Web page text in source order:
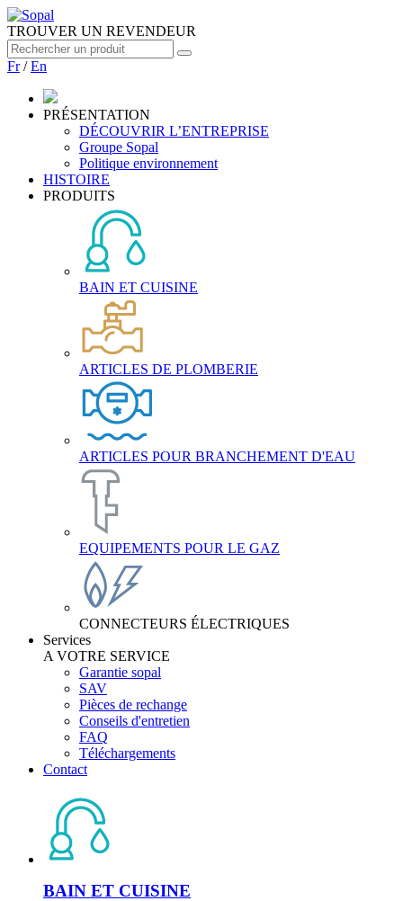
TROUVER UN REVENDEUR
Fr/En
PRÉSENTATION
DÉCOUVRIR L’ENTREPRISE
Groupe Sopal
Politique environnement
HISTOIRE
PRODUITS
BAIN ET CUISINE
ARTICLES DE PLOMBERIE
ARTICLES POUR BRANCHEMENT D'EAU
EQUIPEMENTS POUR LE GAZ
CONNECTEURS ÉLECTRIQUES
Services
A VOTRE SERVICE
Garantie sopal
SAV
Pièces de rechange
Conseils d'entretien
FAQ
Téléchargements
Contact
BAIN ET CUISINE